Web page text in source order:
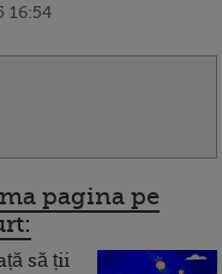
16:54
pagina pe
să ții